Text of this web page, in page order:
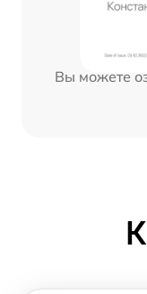
Вы можете